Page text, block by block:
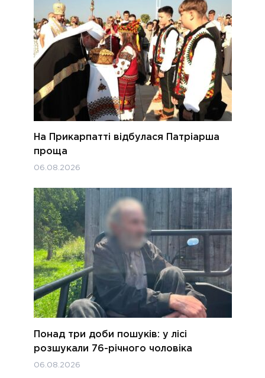
На Прикарпатті відбулася Патріарша
проща
06.08.2026
Понад три доби пошуків: у лісі
розшукали 76-річного чоловіка
06.08.2026